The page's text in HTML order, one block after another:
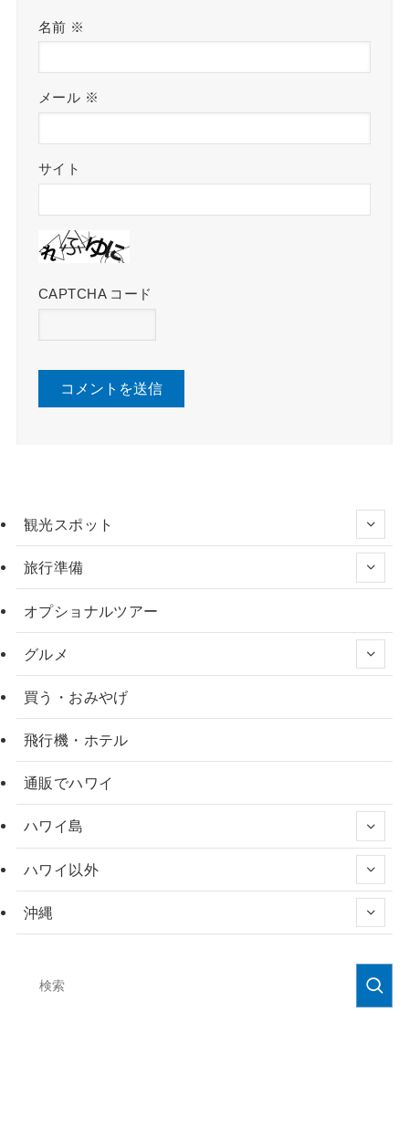
名前 ※
メール ※
サイト
CAPTCHA コード
観光スポット
旅行準備
オプショナルツアー
グルメ
買う・おみやげ
飛行機・ホテル
通販でハワイ
ハワイ島
ハワイ以外
沖縄